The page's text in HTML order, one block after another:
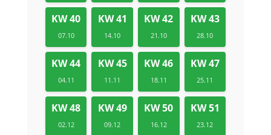
KW 40
07.10
KW 41
14.10
KW 42
21.10
KW 43
28.10
KW 44
04.11
KW 45
11.11
KW 46
18.11
KW 47
25.11
KW 48
02.12
KW 49
09.12
KW 50
16.12
KW 51
23.12